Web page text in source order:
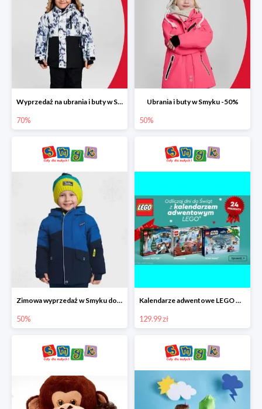
Wyprzedaż na ubrania i buty w Smyku do -70%
70%
Ubrania i buty w Smyku -50%
50%
Zimowa wyprzedaż w Smyku do -50%
50%
Kalendarze adwentowe LEGO w Smyku w super cenie
129.99 zł